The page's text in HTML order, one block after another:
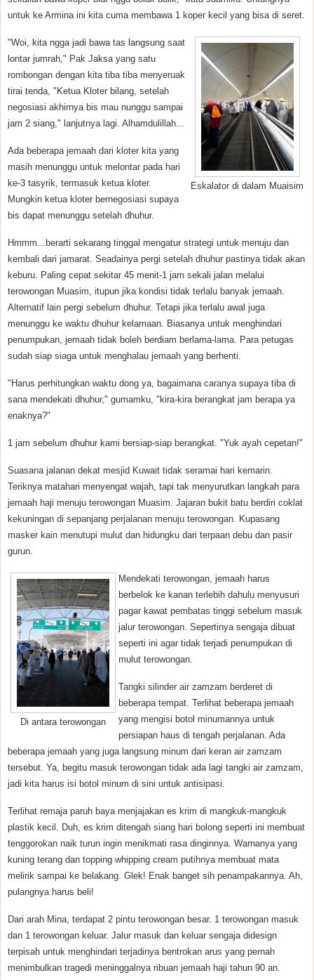
untuk ke Armina ini kita cuma membawa 1 koper kecil yang bisa di seret.
Eskalator di dalam Muaisim
"Woi, kita ngga jadi bawa tas langsung saat
lontar jumrah," Pak Jaksa yang satu
rombongan dengan kita tiba tiba menyeruak
tirai tenda, "Ketua Kloter bilang, setelah
negosiasi akhirnya bis mau nunggu sampai
jam 2 siang," lanjutnya lagi. Alhamdulillah...
Ada beberapa jemaah dari kloter kita yang
masih menunggu untuk melontar pada hari
ke-3 tasyrik, termasuk ketua kloter.
Mungkin ketua kloter bernegosiasi supaya
bis dapat menunggu setelah dhuhur.
Hmmm...berarti sekarang tinggal mengatur strategi untuk menuju dan
kembali dari jamarat. Seadainya pergi setelah dhuhur pastinya tidak akan
keburu. Paling cepat sekitar 45 menit-1 jam sekali jalan melalui
terowongan Muasim, itupun jika kondisi tidak terlalu banyak jemaah.
Alternatif lain pergi sebelum dhuhur. Tetapi jika terlalu awal juga
menunggu ke waktu dhuhur kelamaan. Biasanya untuk menghindari
penumpukan, jemaah tidak boleh berdiam berlama-lama. Para petugas
sudah siap siaga untuk menghalau jemaah yang berhenti.
"Harus perhitungkan waktu dong ya, bagaimana caranya supaya tiba di
sana mendekati dhuhur," gumamku, "kira-kira berangkat jam berapa ya
enaknya?"
1 jam sebelum dhuhur kami bersiap-siap berangkat. "Yuk ayah cepetan!"
Suasana jalanan dekat mesjid Kuwait tidak seramai hari kemarin.
Teriknya matahari menyengat wajah, tapi tak menyurutkan langkah para
jemaah haji menuju terowongan Muasim. Jajaran bukit batu berdiri coklat
kekuningan di sepanjang perjalanan menuju terowongan. Kupasang
masker kain menutupi mulut dan hidungku dari terpaan debu dan pasir
gurun.
Di antara terowongan
Mendekati terowongan, jemaah harus
berbelok ke kanan terlebih dahulu menyusuri
pagar kawat pembatas tinggi sebelum masuk
jalur terowongan. Sepertinya sengaja dibuat
seperti ini agar tidak terjadi penumpukan di
mulut terowongan.
Tangki silinder air zamzam berderet di
beberapa tempat. Terlihat beberapa jemaah
yang mengisi botol minumannya untuk
persiapan haus di tengah perjalanan. Ada
beberapa jemaah yang juga langsung minum dari keran air zamzam
tersebut. Ya, begitu masuk terowongan tidak ada lagi tangki air zamzam,
jadi kita harus isi botol minum di sini untuk antisipasi.
Terlihat remaja paruh baya menjajakan es krim di mangkuk-mangkuk
plastik kecil. Duh, es krim ditengah siang hari bolong seperti ini membuat
tenggorokan naik turun ingin menikmati rasa dinginnya. Warnanya yang
kuning terang dan topping whipping cream putihnya membuat mata
melirik sampai ke belakang. Glek! Enak banget sih penampakannya. Ah,
pulangnya harus beli!
Dari arah Mina, terdapat 2 pintu terowongan besar. 1 terowongan masuk
dan 1 terowongan keluar. Jalur masuk dan keluar sengaja didesign
terpisah untuk menghindari terjadinya bentrokan arus yang pernah
menimbulkan tragedi meninggalnya ribuan jemaah haji tahun 90 an.